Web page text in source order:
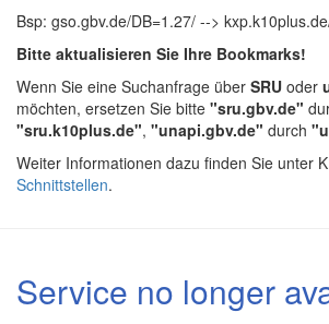
Bsp: gso.gbv.de/DB=1.27/ -->
Bitte aktualisieren Sie Ihre Bookmarks!
Wenn Sie eine Suchanfrage über SRU oder
möchten, ersetzen Sie bitte "sru.gbv.de"
"sru.k10plus.de", "unapi.gbv.de" durch
Weiter Informationen dazu finden Sie unter
Schnittstellen.
Service no longer